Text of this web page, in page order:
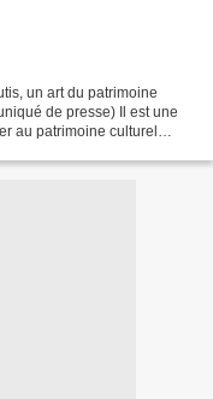
un art du patrimoine
de presse) Il est une
au patrimoine culturel